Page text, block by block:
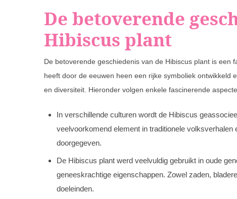
De betoverende
Hibiscus plant
De betoverende geschiedenis van de Hibiscus plant is
heeft door de eeuwen heen een rijke symboliek ontwikkeld
en diversiteit. Hieronder volgen enkele fascinerende
In verschillende culturen wordt de Hibiscus
veelvoorkomend element in traditionele
doorgegeven.
De Hibiscus plant werd veelvuldig gebruikt in oude
geneeskrachtige eigenschappen. Zowel zaden,
doeleinden.